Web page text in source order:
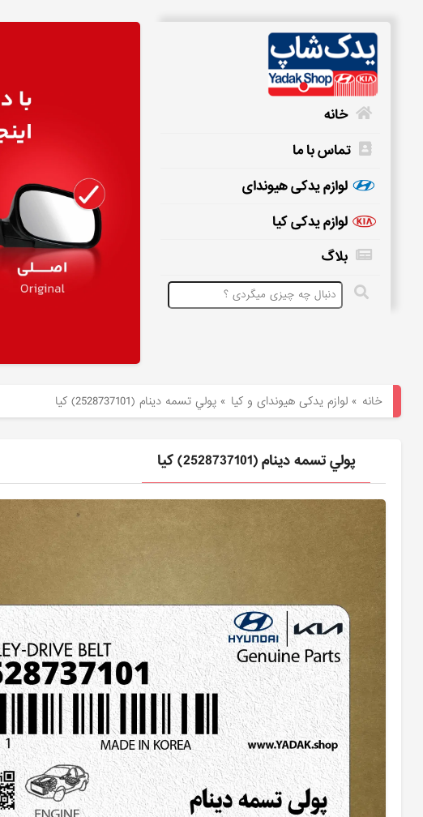
لوازم
خانه
تماس با ما
لوازم یدکی هیوندای
لوازم یدکی کیا
بلاگ
خانه »لوازم یدکی هیوندای و کیا »پولي تسمه دينام (2528737101) کیا
پولي تسمه دينام (2528737101) کیا